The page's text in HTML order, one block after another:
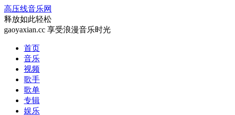
高压线音乐网
释放如此轻松
gaoyaxian.cc 享受浪漫音乐时光
首页
音乐
视频
歌手
歌单
专辑
娱乐